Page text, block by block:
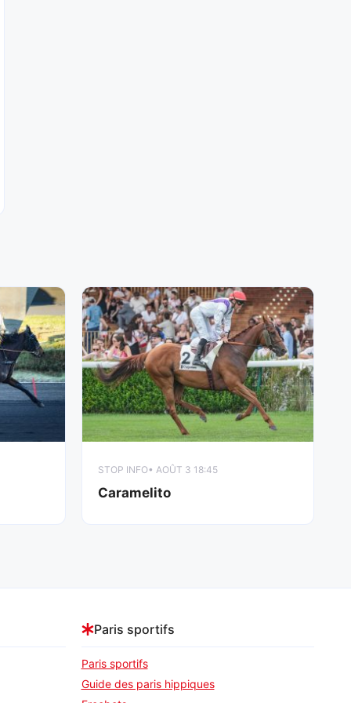
STOP INFO• AOÛT 3 18:45
Caramelito
Paris sportifs
Paris sportifs
Guide des paris hippiques